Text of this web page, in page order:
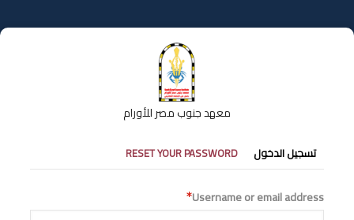
إلى
المحتوى
معهد جنوب مصر للأورام
التبويبات
الأساسية
تسجيل الدخول RESET YOUR PASSWORD
Username or email address